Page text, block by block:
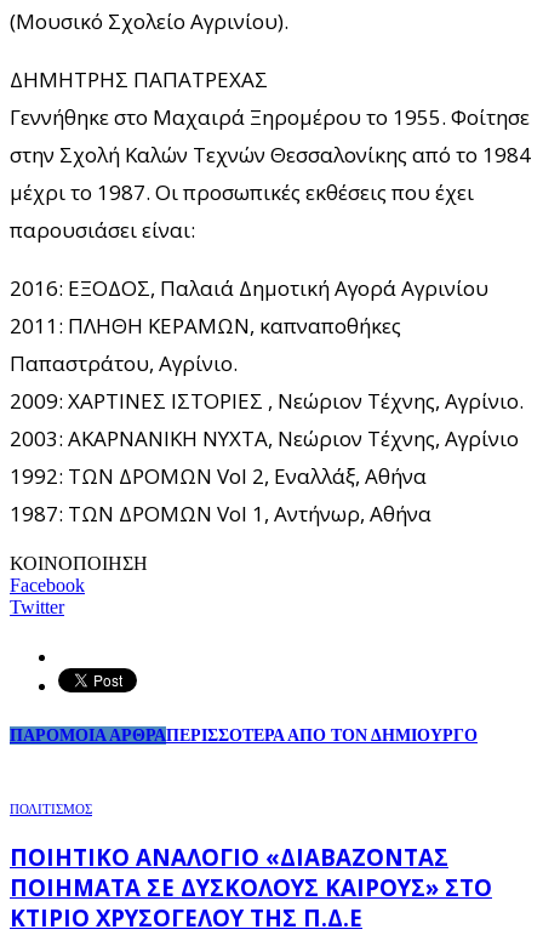
(Μουσικό Σχολείο Αγρινίου).
ΔΗΜΗΤΡΗΣ ΠΑΠΑΤΡΕΧΑΣ
Γεννήθηκε στο Μαχαιρά Ξηρομέρου το 1955. Φοίτησε
στην Σχολή Καλών Τεχνών Θεσσαλονίκης από το 1984
μέχρι το 1987. Οι προσωπικές εκθέσεις που έχει
παρουσιάσει είναι:
2016: ΕΞΟΔΟΣ, Παλαιά Δημοτική Αγορά Αγρινίου
2011: ΠΛΗΘΗ ΚΕΡΑΜΩΝ, καπναποθήκες
Παπαστράτου, Αγρίνιο.
2009: ΧΑΡΤΙΝΕΣ ΙΣΤΟΡΙΕΣ , Νεώριον Τέχνης, Αγρίνιο.
2003: ΑΚΑΡΝΑΝΙΚΗ ΝΥΧΤΑ, Νεώριον Τέχνης, Αγρίνιο
1992: ΤΩΝ ΔΡΟΜΩΝ Vol 2, Εναλλάξ, Αθήνα
1987: ΤΩΝ ΔΡΟΜΩΝ Vol 1, Αντήνωρ, Αθήνα
ΚΟΙΝΟΠΟΙΗΣΗ
Facebook
Twitter
ΠΑΡΟΜΟΙΑ ΑΡΘΡΑΠΕΡΙΣΣΟΤΕΡΑ ΑΠΟ ΤΟΝ ΔΗΜΙΟΥΡΓΟ
ΠΟΛΙΤΙΣΜΟΣ
ΠΟΙΗΤΙΚΌ ΑΝΑΛΌΓΙΟ «ΔΙΑΒΆΖΟΝΤΑΣ
ΠΟΙΉΜΑΤΑ ΣΕ ΔΎΣΚΟΛΟΥΣ ΚΑΙΡΟΎΣ» ΣΤΟ
ΚΤΊΡΙΟ ΧΡΥΣΌΓΕΛΟΥ ΤΗΣ Π.Δ.Ε